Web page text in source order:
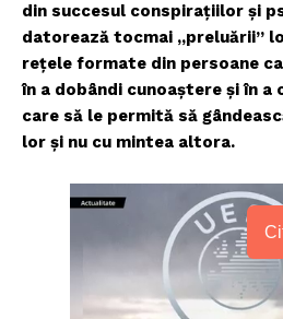
din succesul conspirațiilor și
datorează tocmai „preluării”
rețele formate din persoane
în a dobândi cunoaștere și în
care să le permită să
lor și nu cu mintea altora.